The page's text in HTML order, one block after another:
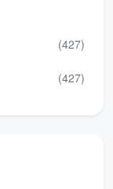
如哑光砖、微
(427)
(427)